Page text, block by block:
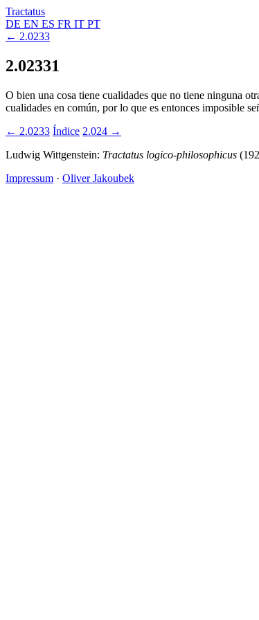
Tractatus
DE EN ES FR IT PT
← 2.0233
2.02331
O bien una cosa tiene cualidades que no tiene ninguna
cualidades en común, por lo que es entonces imposible
← 2.0233 Índice 2.024 →
Ludwig Wittgenstein: Tractatus logico-philosophicus
Impressum · Oliver Jakoubek